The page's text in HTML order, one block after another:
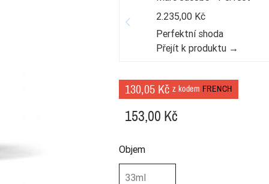
2.235,00 Kč
Perfektní shoda
Přejít k produktu →
130,05 Kč z kodem FRENCH
153,00 Kč
Objem
33ml